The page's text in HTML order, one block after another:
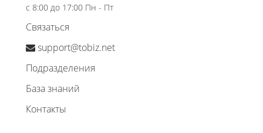
с 8:00 до 17:00 Пн - Пт
Связаться
support@tobiz.net
Подразделения
База знаний
Контакты